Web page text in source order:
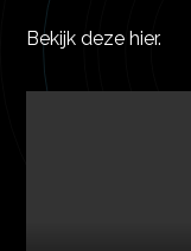
Bekijk deze hier.